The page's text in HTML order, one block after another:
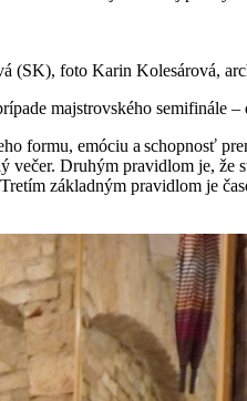
(SK), foto Karin Kolesárová,
majstrovského semifinále
formu, emóciu a schopnosť
Druhým pravidlom je, že
základným pravidlom je